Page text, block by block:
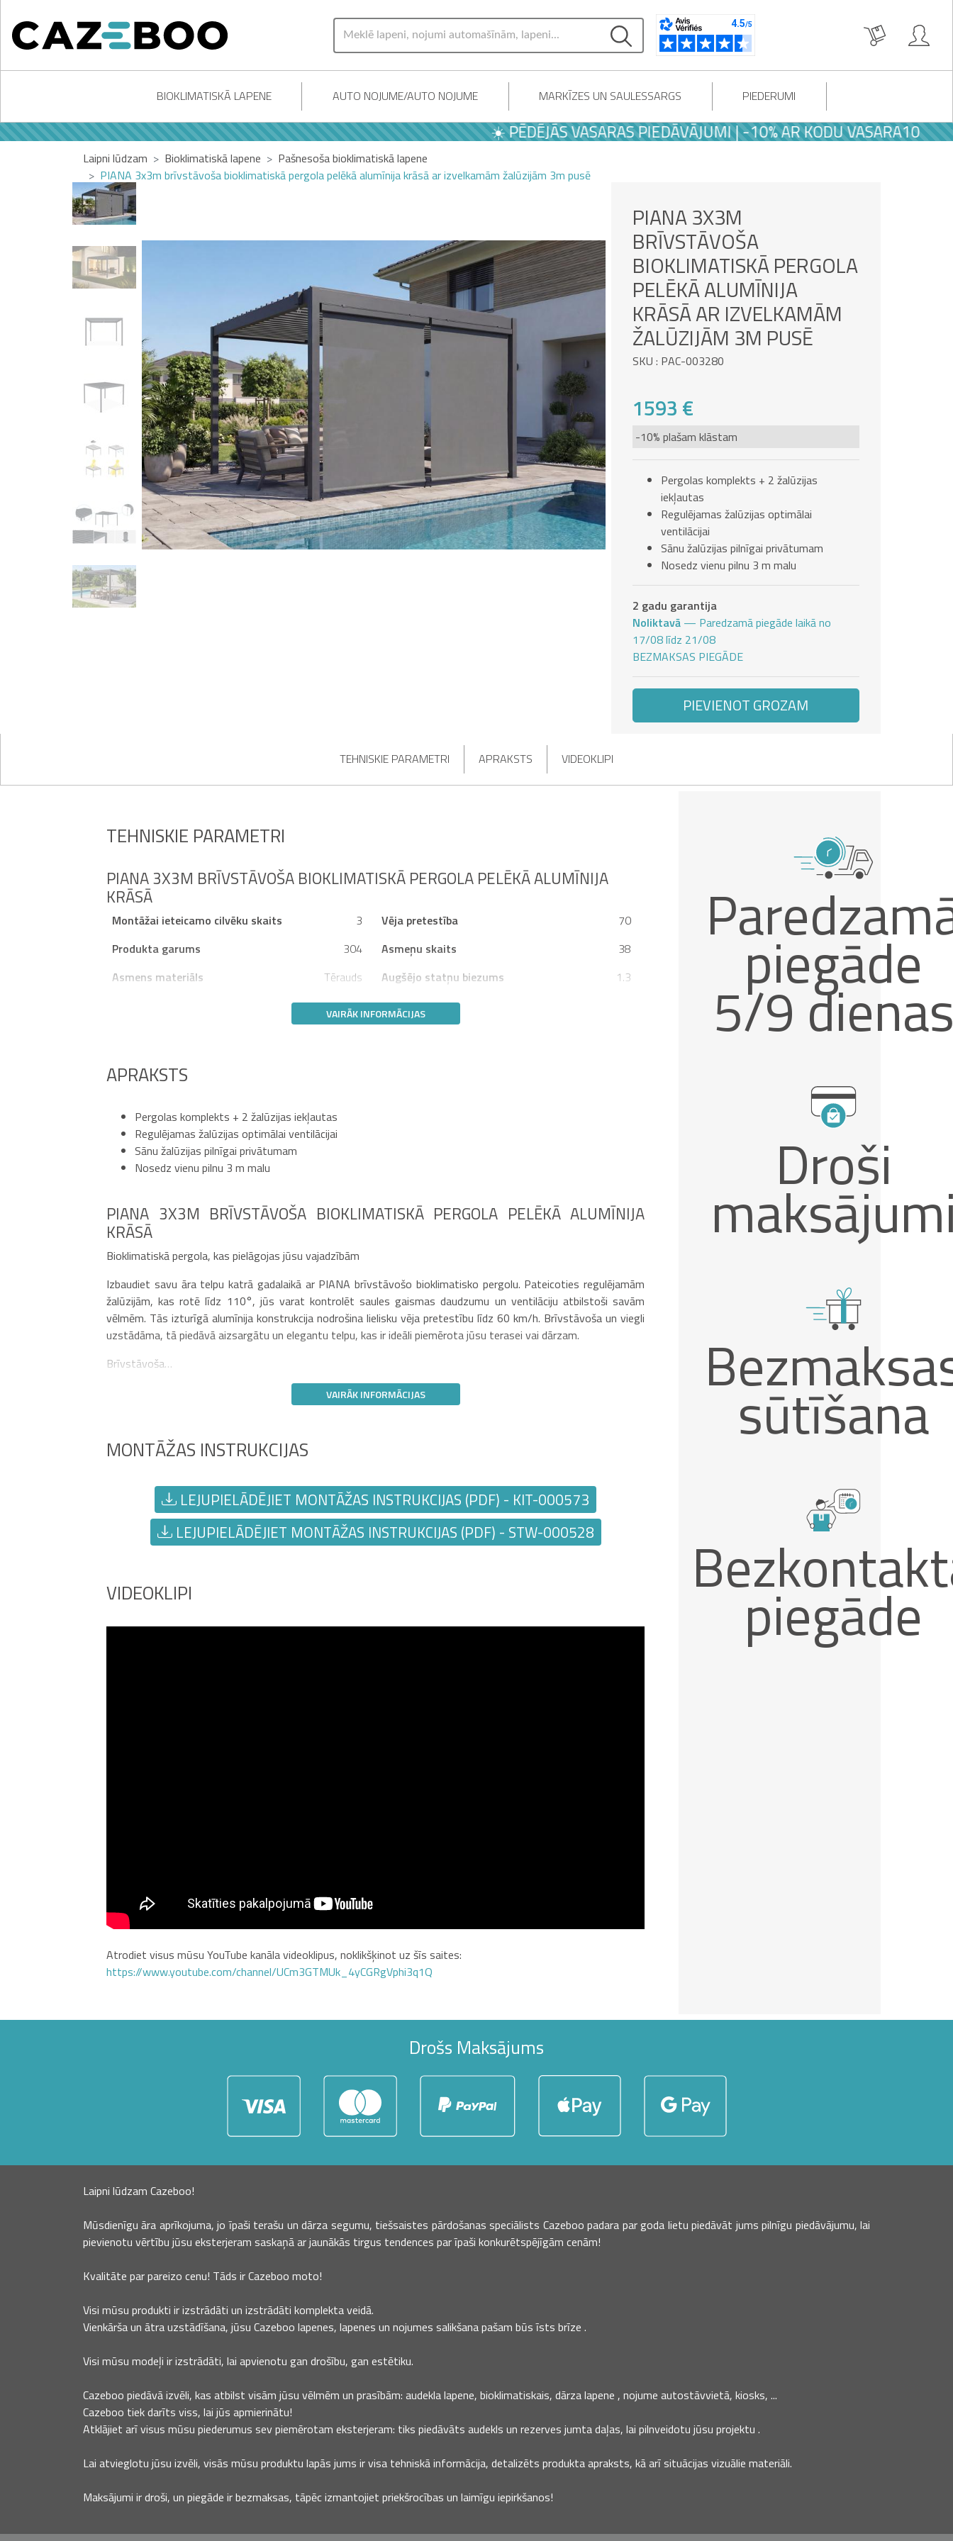
BIOKLIMATISKĀ LAPENE AUTO NOJUME/AUTO NOJUME MARKĪZES UN SAULESSARGS PIEDERUMI
☀️ PĒDĒJĀS VASARAS PIEDĀVĀJUMI | -10% AR KODU VASARA10
Laipni lūdzam Bioklimatiskā lapene
Pašnesoša bioklimatiskā lapene
PIANA 3x3m brīvstāvoša bioklimatiskā pergola pelēkā alumīnija krāsā ar izvelkamām žalūzijām 3m pusē
PIANA 3X3M
BRĪVSTĀVOŠA
BIOKLIMATISKĀ PERGOLA
PELĒKĀ ALUMĪNIJA
KRĀSĀ AR IZVELKAMĀM
ŽALŪZIJĀM 3M PUSĒ
SKU : PAC-003280
1593 €
-10% plašam klāstam
Pergolas komplekts + 2 žalūzijas
iekļautas
Regulējamas žalūzijas optimālai
ventilācijai
Sānu žalūzijas pilnīgai privātumam
Nosedz vienu pilnu 3 m malu
2 gadu garantija
Noliktavā — Paredzamā piegāde laikā no
17/08 līdz 21/08
BEZMAKSAS PIEGĀDE
PIEVIENOT GROZAM
TEHNISKIE PARAMETRI APRAKSTS VIDEOKLIPI
TEHNISKIE PARAMETRI
PIANA 3X3M BRĪVSTĀVOŠA BIOKLIMATISKĀ PERGOLA PELĒKĀ ALUMĪNIJA
KRĀSĀ
Montāžai ieteicamo cilvēku skaits 3 Vēja pretestība
70
Produkta garums
304 Asmeņu skaits
38
Asmens materiāls
Tērauds Augšējo statņu biezums 1.3
VAIRĀK INFORMĀCIJAS
APRAKSTS
Pergolas komplekts + 2 žalūzijas iekļautas
Regulējamas žalūzijas optimālai ventilācijai
Sānu žalūzijas pilnīgai privātumam
Nosedz vienu pilnu 3 m malu
PIANA 3X3M BRĪVSTĀVOŠA BIOKLIMATISKĀ PERGOLA PELĒKĀ ALUMĪNIJA
KRĀSĀ
Bioklimatiskā pergola, kas pielāgojas jūsu vajadzībām
Izbaudiet savu āra telpu katrā gadalaikā ar PIANA brīvstāvošo bioklimatisko pergolu. Pateicoties regulējamām
žalūzijām, kas rotē līdz 110°, jūs varat kontrolēt saules gaismas daudzumu un ventilāciju atbilstoši savām
vēlmēm. Tās izturīgā alumīnija konstrukcija nodrošina lielisku vēja pretestību līdz 60 km/h. Brīvstāvoša un viegli
uzstādāma, tā piedāvā aizsargātu un elegantu telpu, kas ir ideāli piemērota jūsu terasei vai dārzam.
Brīvstāvoša…
VAIRĀK INFORMĀCIJAS
MONTĀŽAS INSTRUKCIJAS
LEJUPIELĀDĒJIET MONTĀŽAS INSTRUKCIJAS (PDF) - KIT-000573
LEJUPIELĀDĒJIET MONTĀŽAS INSTRUKCIJAS (PDF) - STW-000528
VIDEOKLIPI
Atrodiet visus mūsu YouTube kanāla videoklipus, noklikšķinot uz šīs saites:
https://www.youtube.com/channel/UCm3GTMUk_4yCGRgVphi3q1Q
piegāde
5/9
Droši
sūtīšana
piegāde
Drošs Maksājums
Laipni lūdzam Cazeboo!
Mūsdienīgu āra aprīkojuma, jo īpaši terašu un dārza segumu, tiešsaistes pārdošanas speciālists Cazeboo padara par goda lietu piedāvāt jums pilnīgu piedāvājumu, lai
pievienotu vērtību jūsu eksterjeram saskaņā ar jaunākās tirgus tendences par īpaši konkurētspējīgām cenām!
Kvalitāte par pareizo cenu! Tāds ir Cazeboo moto!
Visi mūsu produkti ir izstrādāti un izstrādāti komplekta veidā.
Vienkārša un ātra uzstādīšana, jūsu Cazeboo lapenes, lapenes un nojumes salikšana pašam būs īsts brīze .
Visi mūsu modeļi ir izstrādāti, lai apvienotu gan drošību, gan estētiku.
Cazeboo piedāvā izvēli, kas atbilst visām jūsu vēlmēm un prasībām: audekla lapene, bioklimatiskais, dārza lapene , nojume autostāvvietā, kiosks, ...
Cazeboo tiek darīts viss, lai jūs apmierinātu!
Atklājiet arī visus mūsu piederumus sev piemērotam eksterjeram: tiks piedāvāts audekls un rezerves jumta daļas, lai pilnveidotu jūsu projektu .
Lai atvieglotu jūsu izvēli, visās mūsu produktu lapās jums ir visa tehniskā informācija, detalizēts produkta apraksts, kā arī situācijas vizuālie materiāli.
Maksājumi ir droši, un piegāde ir bezmaksas, tāpēc izmantojiet priekšrocības un laimīgu iepirkšanos!